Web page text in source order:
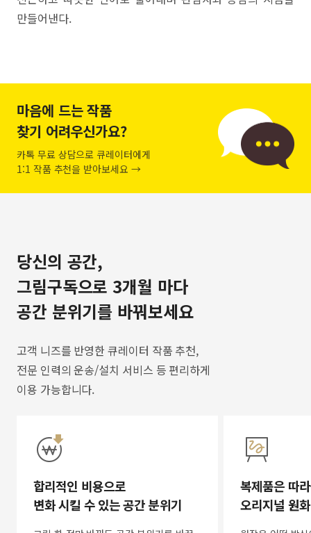
만들어낸다.
마음에 드는 작품
찾기 어려우신가요?
카톡 무료 상담으로 큐레이터에게
1:1 작품 추천을 받아보세요 →
당신의 공간,
그림구독으로 3개월 마다
공간 분위기를 바꿔보세요
고객 니즈를 반영한 큐레이터 작품 추천,
전문 인력의 운송/설치 서비스 등 편리하게
이용 가능합니다.
합리적인 비용으로
변화 시킬 수 있는 공간 분위기
복제품은 따
오리지널 원